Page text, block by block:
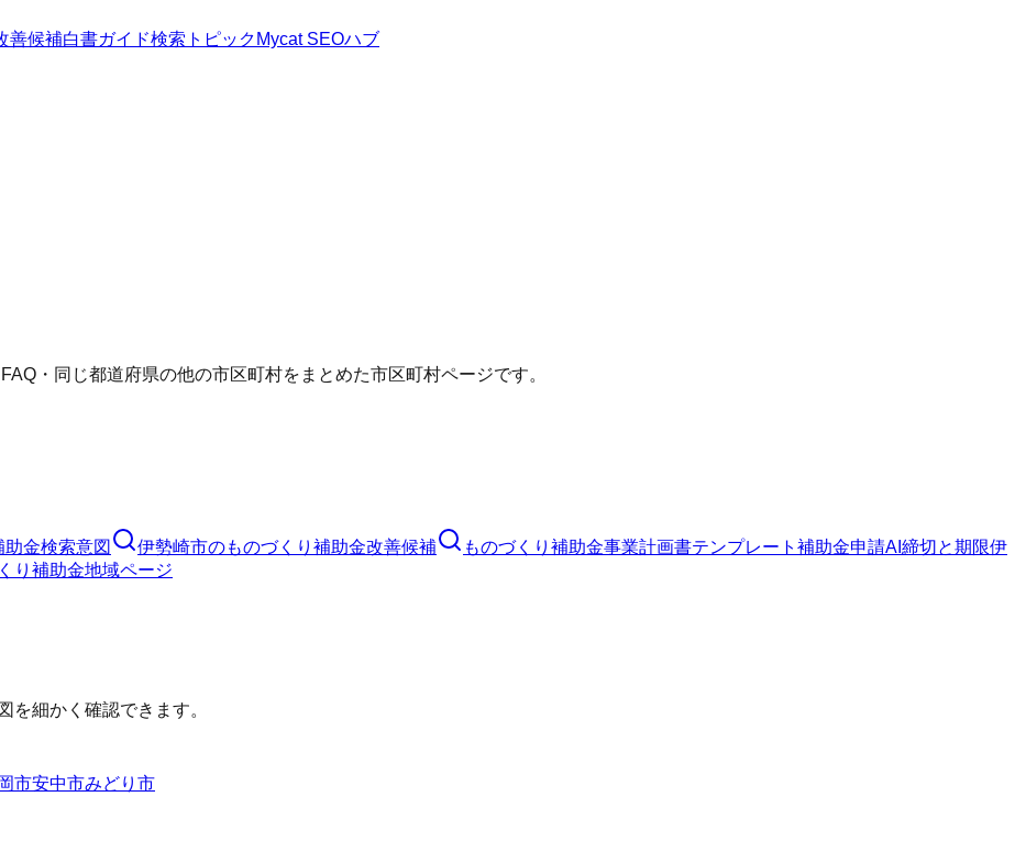
善候補白書ガイド検索トピック Mycat SEOハブ
・同じ都道府県の他の市区町村をまとめた市区町村ページです。
助金検索意図 伊勢崎市のものづくり補助金改善候補 ものづくり補助金事業計画書テンプレート 補助金申請AI 締切と期限伊
り補助金地域ページ
を細かく確認できます。
市安中市みどり市